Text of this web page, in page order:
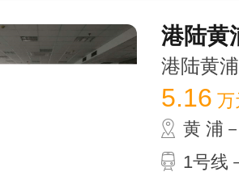
港陆黄
港陆黄
5.16 万
黄 浦
1号线